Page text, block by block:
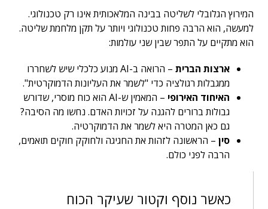
המירוץ הגלובלי לשליטה בבינה המלאכותית אינו רק טכנולוגי.
למעשה, הוא הרבה פחות טכנולוגי ויותר על תקן מלחמת שליטה.
הוא מתקיים על התפר שבין שני עולמות:
ארצות הברית
– הרואה ב-AI מנוע כלכלי שיש לשחררו
ממגבלות רגולציה כדי "לשמר את העליונות הדמוקרטית".
האיחוד האירופי
– המאמין ש-AI הוא כוח מוסרי, שדורש
גבולות ברורים להגנה על זכויות האדם. נחשו מה הסיבה?
גם כאן המטרה היא לשמר את הדמוקרטיה.
סין – הראשונה לזהות את החגיגה ולחוקק חוקים תואמים,
הרבה לפני כולם.
כאשר נוסף וקטור שעיקר הכוח